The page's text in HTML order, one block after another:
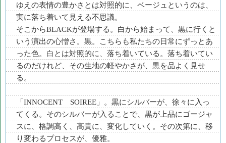
ゆえの表情の豊かさとは対照的に、ベージュというのは、
実に落ち着いて見える不思議。
そこからBLACKが登場する。白から始まって、黒に行くと
いう演出の心憎さ。黒。こちらも私たちの日常にずっとあ
った色。白とは対照的に、落ち着いている。落ち着いてい
るのだけれど、その生地の軽やかさが、黒を品よく見せ
る。
「INNOCENT SOIREE」。黒にシルバーが、徐々に入っ
てくる。そのシルバーが入ることで、黒が上品にゴージャ
スに、格調高く、高貴に、変化していく。その次第に、移
り変わるプロセスが、優雅。